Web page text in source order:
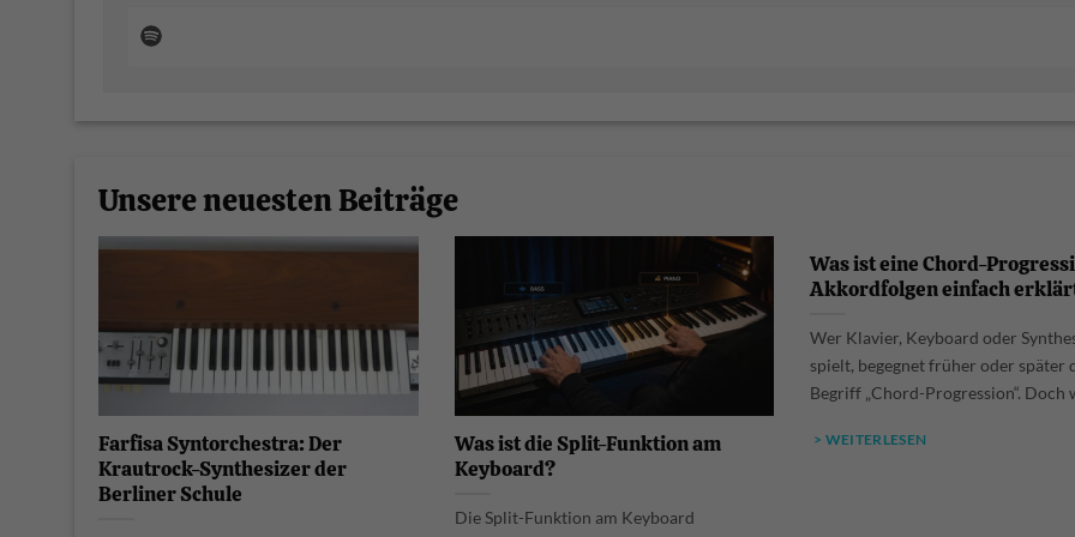
Unsere neuesten Beiträge
Farfisa Syntorchestra: Der
Krautrock-Synthesizer der
Berliner Schule
Was ist die Split-Funktion am
Keyboard?
Die Split-Funktion am Keyboard
Was ist eine Chord-
Akkordfolgen einfach
Wer Klavier, Keyboard oder
spielt, begegnet früher oder später
Begriff „Chord-Progression“. Doch
> WEITERLESEN